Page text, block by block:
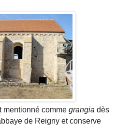
mentionné comme grangia dès
de Reigny et conserve